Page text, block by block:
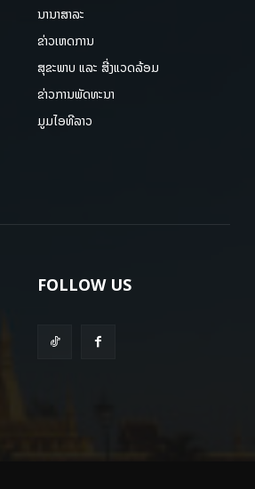
ນານາສາລະ
ຂ່າວເຫດການ
ສຸຂະພາບ ແລະ ສີ່ງແວດລ້ອມ
ຂ່າວການພັດທະນາ
ມູມໄອທີລາວ
FOLLOW US